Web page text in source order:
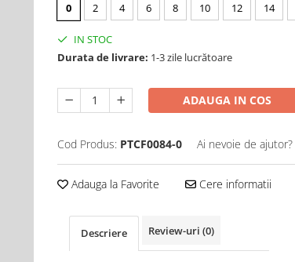
0 2 4 6 8 10 12 14
IN STOC
Durata de livrare: 1-3 zile lucrătoare
ADAUGA IN COS
Cod Produs: PTCF0084-0 Ai nevoie de ajutor?
Adauga la Favorite Cere informatii
Descriere Review-uri (0)